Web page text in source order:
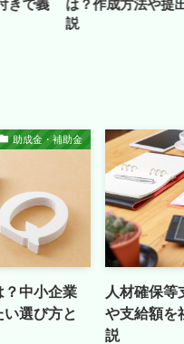
点を解
意点
助成金・補助金
？中小企業
選び方と
人材確保等
や支給額を
説